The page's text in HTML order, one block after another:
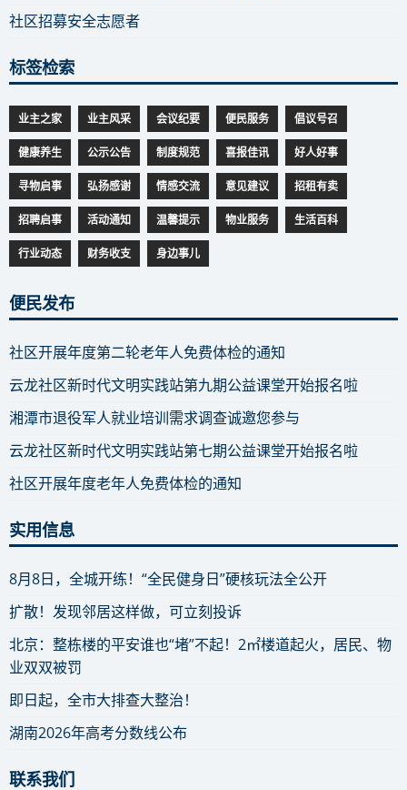
社区招募安全志愿者
标签检索
业主之家 业主风采 会议纪要 便民服务 倡议号召
健康养生 公示公告 制度规范 喜报佳讯 好人好事
寻物启事 弘扬感谢 情感交流 意见建议 招租有卖
招聘启事 活动通知 温馨提示 物业服务 生活百科
行业动态 财务收支 身边事儿
便民发布
社区开展年度第二轮老年人免费体检的通知
云龙社区新时代文明实践站第九期公益课堂开始报名啦
湘潭市退役军人就业培训需求调查诚邀您参与
云龙社区新时代文明实践站第七期公益课堂开始报名啦
社区开展年度老年人免费体检的通知
实用信息
8月8日，全城开练！“全民健身日”硬核玩法全公开
扩散！发现邻居这样做，可立刻投诉
北京：整栋楼的平安谁也“堵”不起！2㎡楼道起火，居民、物
业双双被罚
即日起，全市大排查大整治！
湖南2026年高考分数线公布
联系我们